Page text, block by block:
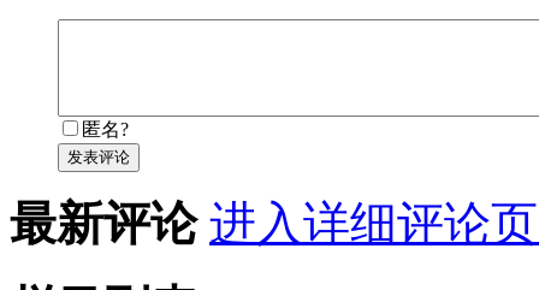
匿名?
发表评论
最新评论 进入详细评论